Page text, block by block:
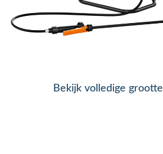
Bekijk volledige grootte